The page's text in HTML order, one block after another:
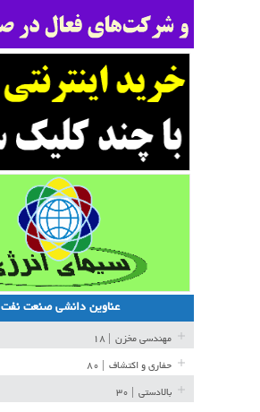
عناوین دانشی صنعت نفت
مهندسی مخزن
حفاری و اکتشاف
بالادستی